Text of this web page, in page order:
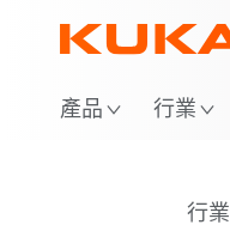
產品 行業
行業